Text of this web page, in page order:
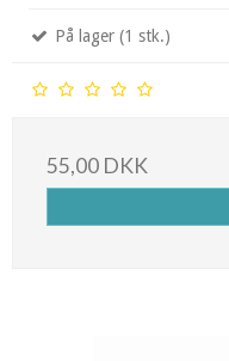
På lager (1 stk.)
55,00 DKK